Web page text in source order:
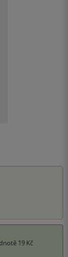
19 Kč